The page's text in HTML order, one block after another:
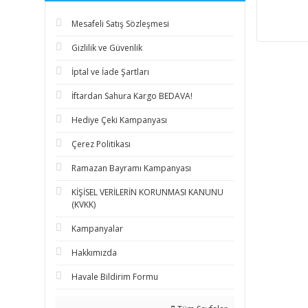
Mesafeli Satış Sözleşmesi
Gizlilik ve Güvenlik
İptal ve İade Şartları
İftardan Sahura Kargo BEDAVA!
Hediye Çeki Kampanyası
Çerez Politikası
Ramazan Bayramı Kampanyası
KİŞİSEL VERİLERİN KORUNMASI KANUNU
(KVKK)
Kampanyalar
Hakkımızda
Havale Bildirim Formu